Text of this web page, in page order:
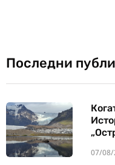
Последни
07/08/